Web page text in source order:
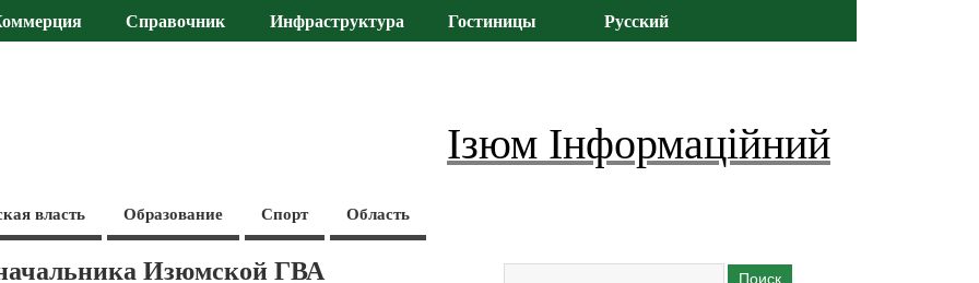
Справочник Инфраструктура Гостиницы Русский
Ізюм Інформаційний
власть Образование Спорт Область
Изюмской ГВА